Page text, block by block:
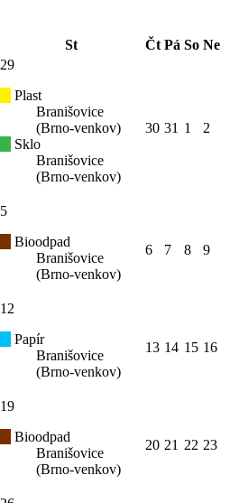
St Čt Pá So Ne
29
Plast
Branišovice
(Brno-venkov)
Sklo
Branišovice
(Brno-venkov)
30 31 1 2
5
Bioodpad
Branišovice
(Brno-venkov)
6 7 8 9
12
Papír
Branišovice
(Brno-venkov)
13 14 15 16
19
Bioodpad
Branišovice
(Brno-venkov)
20 21 22 23